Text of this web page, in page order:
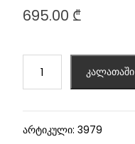
695.00 ₾
არტიკული: 3979